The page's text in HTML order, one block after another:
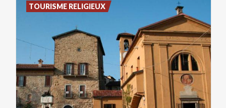
TOURISME RELIGIEUX